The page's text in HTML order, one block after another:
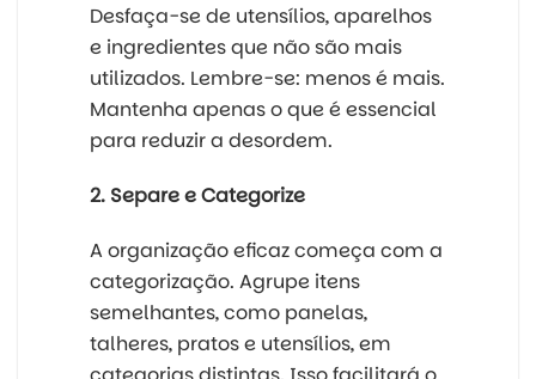
Desfaça-se de utensílios, aparelhos
e ingredientes que não são mais
utilizados. Lembre-se: menos é mais.
Mantenha apenas o que é essencial
para reduzir a desordem.
2. Separe e Categorize
A organização eficaz começa com a
categorização. Agrupe itens
semelhantes, como panelas,
talheres, pratos e utensílios, em